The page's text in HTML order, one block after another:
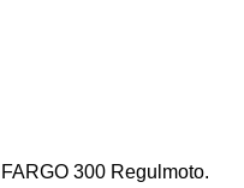
300 Regulmoto.